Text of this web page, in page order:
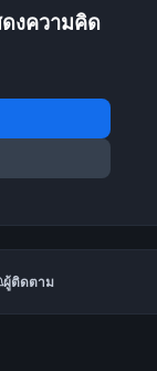
งความคิด
ผู้ติดตาม